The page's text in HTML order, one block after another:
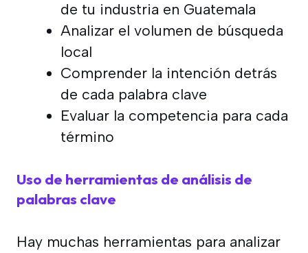
de tu industria en Guatemala
Analizar el volumen de búsqueda
local
Comprender la intención detrás
de cada palabra clave
Evaluar la competencia para cada
término
Uso de herramientas de análisis de
palabras clave
Hay muchas herramientas para analizar